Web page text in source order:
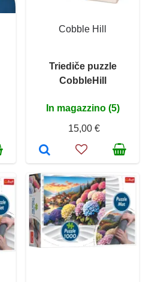
Cobble Hill
Triediče puzzle
CobbleHill
In magazzino (5)
15,00 €